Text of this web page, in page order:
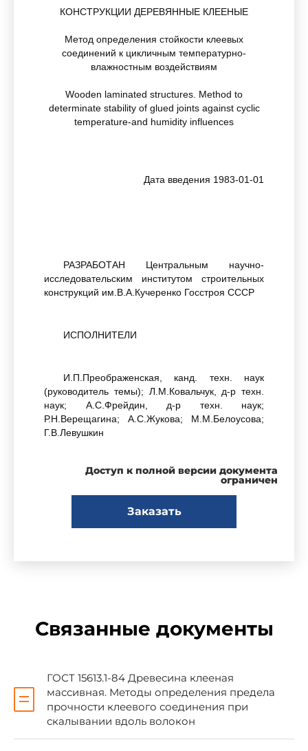
КОНСТРУКЦИИ ДЕРЕВЯННЫЕ КЛЕЕНЫЕ
Метод определения стойкости клеевых
соединений к цикличным температурно-
влажностным воздействиям
Wooden laminated structures. Method to
determinate stability of glued joints against cyclic
temperature-and humidity influences
Дата введения 1983-01-01
РАЗРАБОТАН Центральным научно-
исследовательским институтом строительных
конструкций им.В.А.Кучеренко Госстроя СССР
ИСПОЛНИТЕЛИ
И.П.Преображенская, канд. техн. наук
(руководитель темы); Л.М.Ковальчук, д-р техн.
наук; А.С.Фрейдин, д-р техн. наук;
Р.Н.Верещагина; А.С.Жукова; М.М.Белоусова;
Г.В.Левушкин
ВНЕСЕН Центральным научно-
исследовательским институтом строительных
1982 г. N 279
Срок введения установлен с 01.01.83
Доступ к полной версии документа
ограничен
Заказать
Связанные документы
ГОСТ 15613.1-84 Древесина клееная
массивная. Методы определения предела
прочности клеевого соединения при
скалывании вдоль волокон